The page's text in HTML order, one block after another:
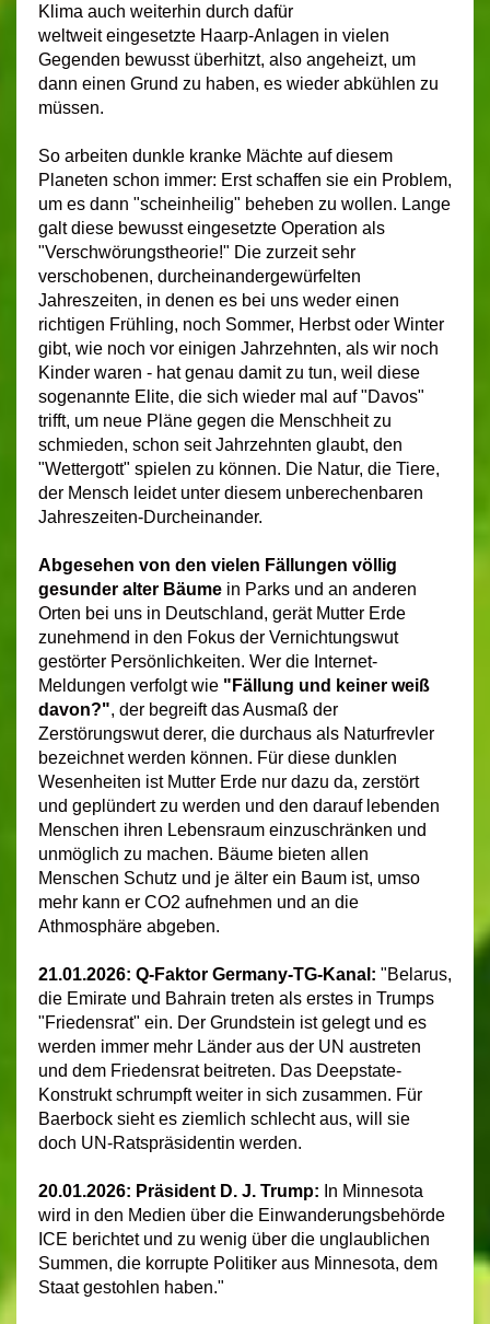
Klima auch weiterhin durch dafür
weltweit eingesetzte Haarp-Anlagen in vielen
Gegenden bewusst überhitzt, also angeheizt, um
dann einen Grund zu haben, es wieder abkühlen zu
müssen.
So arbeiten dunkle kranke Mächte auf diesem
Planeten schon immer: Erst schaffen sie ein Problem,
um es dann "scheinheilig" beheben zu wollen. Lange
galt diese bewusst eingesetzte Operation als
"Verschwörungstheorie!" Die zurzeit sehr
verschobenen, durcheinandergewürfelten
Jahreszeiten, in denen es bei uns weder einen
richtigen Frühling, noch Sommer, Herbst oder Winter
gibt, wie noch vor einigen Jahrzehnten, als wir noch
Kinder waren - hat genau damit zu tun, weil diese
sogenannte Elite, die sich wieder mal auf "Davos"
trifft, um neue Pläne gegen die Menschheit zu
schmieden, schon seit Jahrzehnten glaubt, den
"Wettergott" spielen zu können. Die Natur, die Tiere,
der Mensch leidet unter diesem unberechenbaren
Jahreszeiten-Durcheinander.
Abgesehen von den vielen Fällungen völlig
gesunder alter Bäume in Parks und an anderen
Orten bei uns in Deutschland, gerät Mutter Erde
zunehmend in den Fokus der Vernichtungswut
gestörter Persönlichkeiten. Wer die Internet-
Meldungen verfolgt wie "Fällung und keiner weiß
davon?", der begreift das Ausmaß der
Zerstörungswut derer, die durchaus als Naturfrevler
bezeichnet werden können. Für diese dunklen
Wesenheiten ist Mutter Erde nur dazu da, zerstört
und geplündert zu werden und den darauf lebenden
Menschen ihren Lebensraum einzuschränken und
unmöglich zu machen. Bäume bieten allen
Menschen Schutz und je älter ein Baum ist, umso
mehr kann er CO2 aufnehmen und an die
Athmosphäre abgeben.
21.01.2026: Q-Faktor Germany-TG-Kanal: "Belarus,
die Emirate und Bahrain treten als erstes in Trumps
"Friedensrat" ein. Der Grundstein ist gelegt und es
werden immer mehr Länder aus der UN austreten
und dem Friedensrat beitreten. Das Deepstate-
Konstrukt schrumpft weiter in sich zusammen. Für
Baerbock sieht es ziemlich schlecht aus, will sie
doch UN-Ratspräsidentin werden.
20.01.2026: Präsident D. J. Trump: In Minnesota
wird in den Medien über die Einwanderungsbehörde
ICE berichtet und zu wenig über die unglaublichen
Summen, die korrupte Politiker aus Minnesota, dem
Staat gestohlen haben."